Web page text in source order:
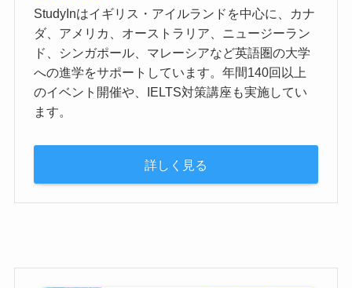
StudyInはイギリス・アイルランドを中心に、カナ
ダ、アメリカ、オーストラリア、ニュージーラン
ド、シンガポール、マレーシアなど英語圏の大学
への進学をサポートしています。年間140回以上
のイベント開催や、IELTS対策講座も実施してい
ます。
詳しく見る